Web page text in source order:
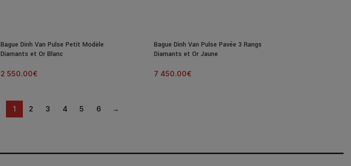
Bague Dinh Van Pulse Petit Modèle
Diamants et Or Blanc
2 550.00€
Bague Dinh Van Pulse Pavée 3 Rangs
Diamants et Or Jaune
7 450.00€
1 2 3 4 5 6 →